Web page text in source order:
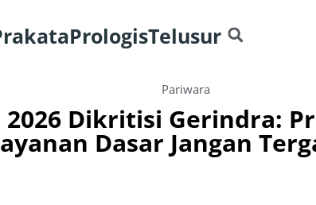
PrologisTelusur
Pariwara
2026 Dikritisi Gerindra:
Dasar Jangan